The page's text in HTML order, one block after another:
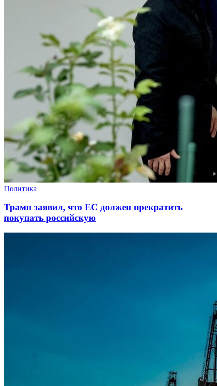
Политика
Трамп заявил, что ЕС должен прекратить
покупать российскую